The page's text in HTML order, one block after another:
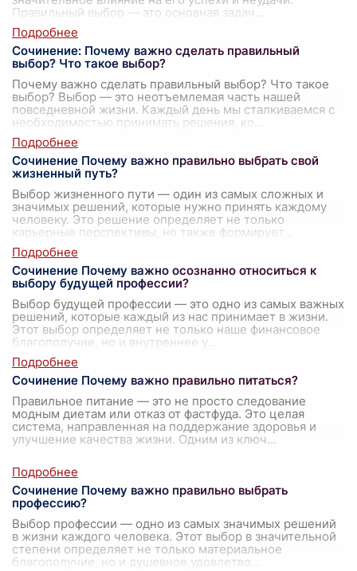
Правильный выбор — это основная задач
Сочинение: Почему важно сделать правильный
выбор? Что такое выбор?
Почему важно сделать правильный выбор? Что такое
выбор? Выбор — это неотъемлемая часть нашей
повседневной жизни. Каждый день мы сталкиваемся с
необходимостью принимать решения, ко
Сочинение Почему важно правильно выбрать свой
жизненный путь?
Выбор жизненного пути — один из самых сложных и
значимых решений, которые нужно принять каждому
человеку. Это решение определяет не только
карьерные перспективы, но также формирует
Сочинение Почему важно осознанно относиться к
выбору будущей профессии?
Выбор будущей профессии — это одно из самых важных
решений, которые каждый из нас принимает в жизни.
Этот выбор определяет не только наше финансовое
благополучие, но и внутреннее у
Сочинение Почему важно правильно питаться?
Правильное питание — это не просто следование
модным диетам или отказ от фастфуда. Это целая
система, направленная на поддержание здоровья и
улучшение качества жизни. Одним из ключ...
Сочинение Почему важно правильно выбрать
профессию?
Выбор профессии — одно из самых значимых решений
в жизни каждого человека. Этот выбор в значительной
степени определяет не только материальное
благополучие, но и душевное удовлетво